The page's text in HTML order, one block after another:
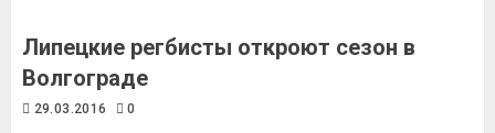
Липецкие регбисты откроют сезон в
Волгограде
29.03.2016 0